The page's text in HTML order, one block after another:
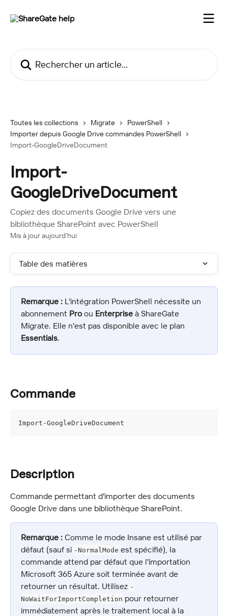
Toutes les collections Migrate
PowerShell
Importer depuis Google Drive commandes PowerShell
Import-GoogleDriveDocument
Import-
GoogleDriveDocument
Copiez des documents Google Drive vers une
bibliothèque SharePoint avec PowerShell
Mis à jour aujourd’hui
Table des matières
Remarque : L'intégration PowerShell nécessite un
abonnement Pro ou Enterprise à ShareGate
Migrate. Elle n'est pas disponible avec le plan
Essentials.
Commande
Import-GoogleDriveDocument
Description
Commande permettant d'importer des documents
Google Drive dans une bibliothèque SharePoint.
Remarque : Comme le mode Insane est utilisé par
défaut (sauf si -NormalMode est spécifié), la
commande attend par défaut que l'importation
Microsoft 365 Azure soit terminée avant de
retourner un résultat. Utilisez -
NoWaitForImportCompletion pour retourner
immédiatement après le traitement local à la